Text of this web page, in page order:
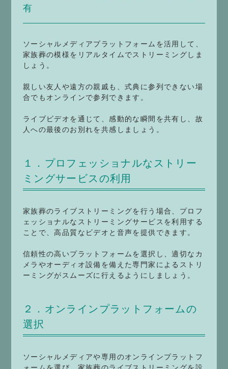
有
ソーシャルメディアプラットフォームを活用して、
家族葬の模様をリアルタイムでストリーミングしま
しょう。
親しい友人や遠方の親戚も、式典に参列できない場
合でもオンラインで参列できます。
ライブビデオを通じて、感動的な瞬間を共有し、故
人への最後のお別れを共感しましょう。
１．プロフェッショナルなストリー
ミングサービスの利用
家族葬のライブストリーミングを行う場合、プロフ
ェッショナルなストリーミングサービスを利用する
ことで、高品質なビデオと音声を提供できます。
信頼性の高いプラットフォームを選択し、適切なカ
メラやオーディオ設備を備えた専門家によるストリ
ーミングがスムーズに行えるようにしましょう。
２．オンラインプラットフォームの
選択
ソーシャルメディアや専用のオンラインプラットフ